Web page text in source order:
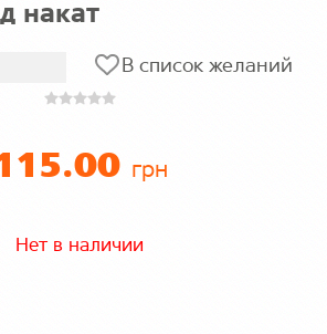
накат
В список желаний
грн
Нет в наличии